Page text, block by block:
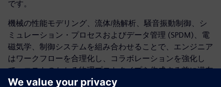
です。
機械の性能モデリング、流体/熱解析、騒音振動制御、シ
ミュレーション・プロセスおよびデータ管理 (SPDM)、電
磁気学、制御システムを組み合わせることで、エンジニア
はワークフローを合理化し、コラボレーションを強化し
て、コストのかかる物理プロトタイプを作成する前に潜在
的な問題をあらかじめ解決することができます。その結